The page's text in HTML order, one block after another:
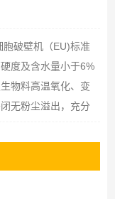
破壁机（EU)标准
度及含水量小于6%
物料高温氧化、变
无粉尘溢出，充分